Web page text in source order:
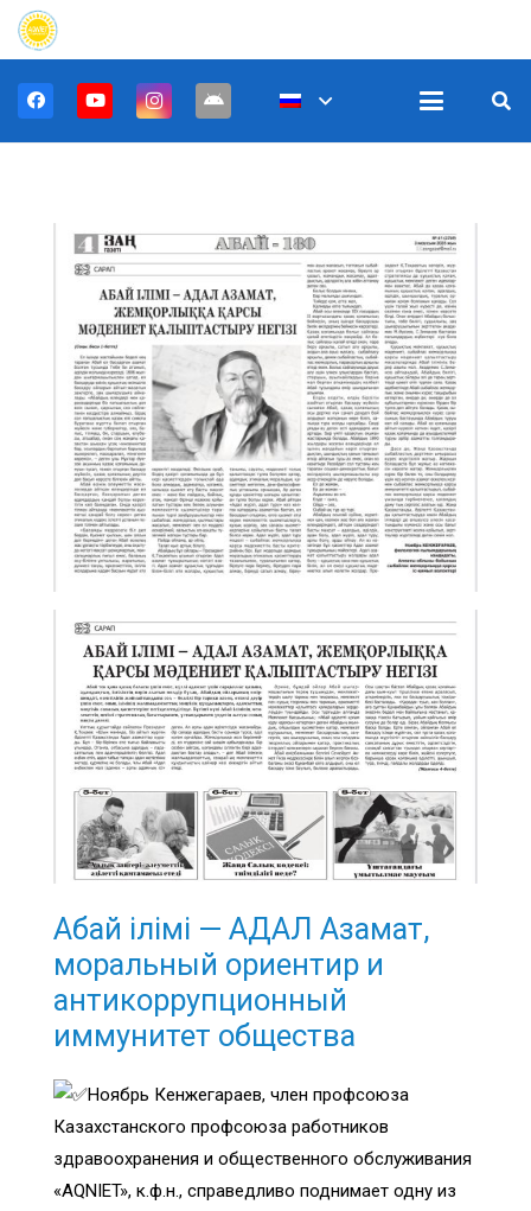
Абай ілімі — АДАЛ Азамат,
моральный ориентир и
антикоррупционный
иммунитет общества
Ноябрь Кенжегараев, член профсоюза
Казахстанского профсоюза работников
здравоохранения и общественного обслуживания
«AQNIET», к.ф.н., справедливо поднимает одну из